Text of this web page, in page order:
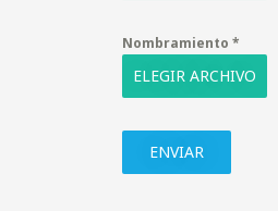
Nombramiento *
ELEGIR ARCHIVO
ENVIAR